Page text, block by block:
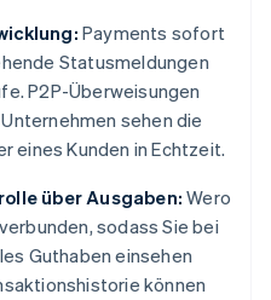
Payments sofort
Statusmeldungen
P2P-Überweisungen
sehen die
eines Kunden in Echtzeit.
über Ausgaben: Wero
sodass Sie bei
Guthaben einsehen
können